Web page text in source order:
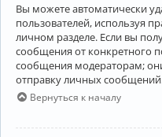
Вы можете автоматически
пользователей, используя
личном разделе. Если вы
сообщения от конкретного
сообщения модераторам;
отправку личных
Вернуться к началу